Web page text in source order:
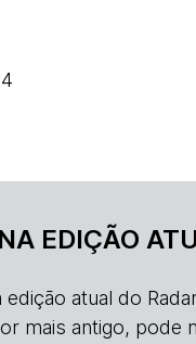
EDIÇÃO
edição atual do
mais antigo, pode